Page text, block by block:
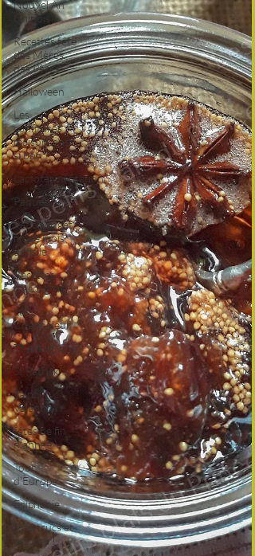
Nouvel An
Chinois
Recettes fête
des Mères,
des Pères
Halloween
Les
confitures
maison, c'est
si bon
Lactofermentation
Pâques
Petit budget,
fin de mois
difficile
Recettes
mardi gras
La
Chandeleur
Thanksgiving
St Patrick
Saint
Valentin
fêtes de fin
d'année
Tour
d'Europe
Epiphanie
Mes trucs et
astuces !